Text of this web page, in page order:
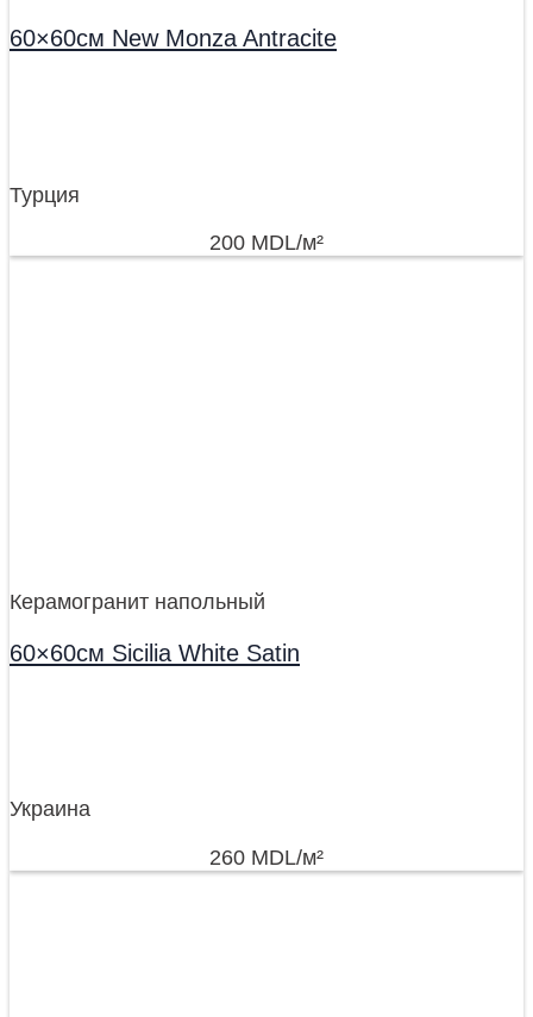
60×60см New Monza Antracite
Турция
200 MDL/м²
Керамогранит напольный
60×60см Sicilia White Satin
Украина
260 MDL/м²